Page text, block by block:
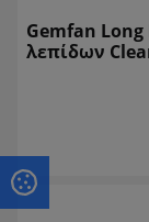
Gemfan Long
λεπίδων